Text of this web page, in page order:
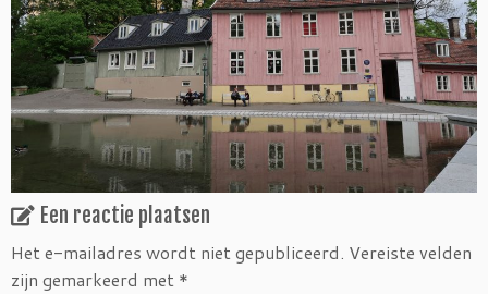
Een reactie plaatsen
Het e-mailadres wordt niet gepubliceerd. Vereiste velden
zijn gemarkeerd met *